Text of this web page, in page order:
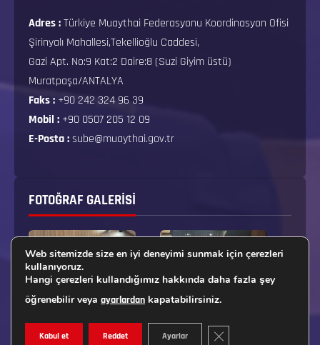
Adres :Türkiye Muaythai Federasyonu Koordinasyon Ofisi
Şirinyalı Mahallesi,Tekellioğlu Caddesi,
Gazi Apt. No:9 Kat:2 Daire:8 (Suzi Giyim üstü)
Muratpaşa/ANTALYA
Faks : +90 242 324 96 39
Mobil : +90 0507 205 12 09
E-Posta :sube@muaythai.gov.tr
FOTOĞRAF GALERISI
Web sitemizde size en iyi deneyimi sunmak için çerezleri
kullanıyoruz.
Hangi çerezleri kullandığımız hakkında daha fazla şey
öğrenebilir veya ayarlardan kapatabilirsiniz.
Kabul et Reddet Ayarlar GDPR ÇEREZ ŞERIDINI